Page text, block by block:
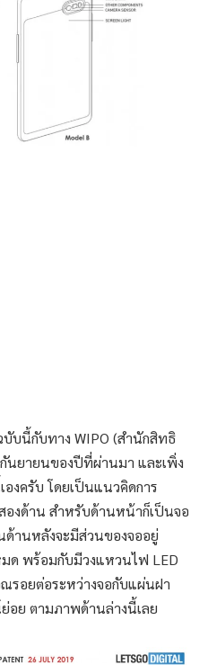
บนี้กับทาง WIPO (สำนักสิทธิ
นยายนของปีที่ผ่านมา และเพิ่ง
งครับ โดยเป็นแนวคิดการ
งด้าน สำหรับด้านหน้าก็เป็นจอ
ด้านหลังจะมีส่วนของจออยู่
ด พร้อมกับมีวงแหวนไฟ LED
รอยต่อระหว่างจอกับแผ่นฝา
อย ตามภาพด้านล่างนี้เลย